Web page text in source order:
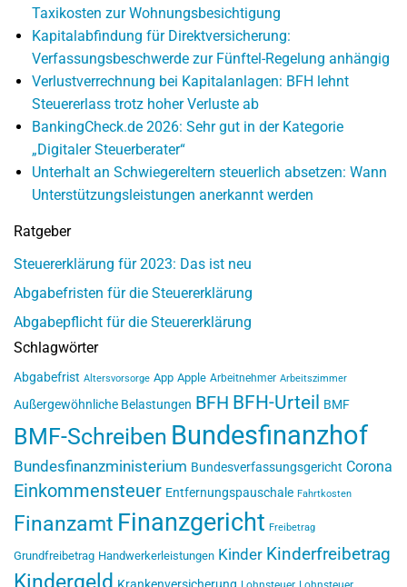
Taxikosten zur Wohnungsbesichtigung
Kapitalabfindung für Direktversicherung:
Verfassungsbeschwerde zur Fünftel-Regelung anhängig
Verlustverrechnung bei Kapitalanlagen: BFH lehnt
Steuererlass trotz hoher Verluste ab
BankingCheck.de 2026: Sehr gut in der Kategorie
„Digitaler Steuerberater“
Unterhalt an Schwiegereltern steuerlich absetzen: Wann
Unterstützungsleistungen anerkannt werden
Ratgeber
Steuererklärung für 2023: Das ist neu
Abgabefristen für die Steuererklärung
Abgabepflicht für die Steuererklärung
Schlagwörter
Abgabefrist Altersvorsorge App Apple Arbeitnehmer Arbeitszimmer
Außergewöhnliche Belastungen BFH BFH-Urteil BMF
BMF-Schreiben Bundesfinanzhof
Bundesfinanzministerium Bundesverfassungsgericht Corona
Einkommensteuer Entfernungspauschale Fahrtkosten
Finanzamt Finanzgericht Freibetrag
Grundfreibetrag Handwerkerleistungen Kinder Kinderfreibetrag
Kindergeld